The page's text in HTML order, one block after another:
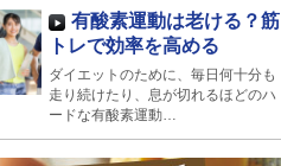
有酸素運動は老ける？筋
トレで効率を高める
ダイエットのために、毎日何十分も
走り続けたり、息が切れるほどのハ
ードな有酸素運動…